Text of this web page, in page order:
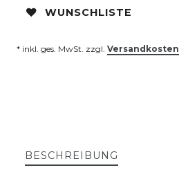
WUNSCHLISTE
* inkl. ges. MwSt. zzgl. Versandkosten
BESCHREIBUNG